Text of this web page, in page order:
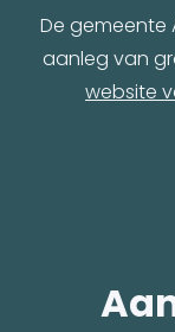
De gemeente
aanleg van
website